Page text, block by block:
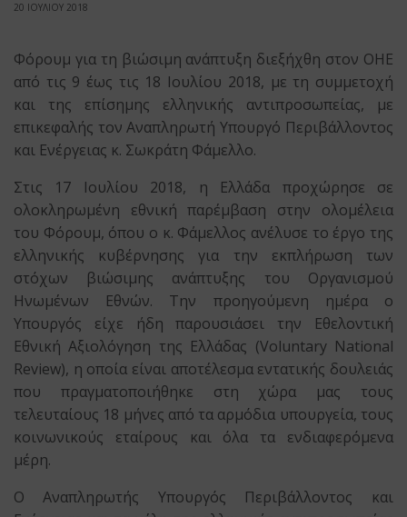
20 ΙΟΥΛΙΟΥ 2018
Φόρουμ για τη βιώσιμη ανάπτυξη διεξήχθη στον ΟΗΕ
από τις 9 έως τις 18 Ιουλίου 2018, με τη συμμετοχή
και της επίσημης ελληνικής αντιπροσωπείας, με
επικεφαλής τον Αναπληρωτή Υπουργό Περιβάλλοντος
και Ενέργειας κ. Σωκράτη Φάμελλο.
Στις 17 Ιουλίου 2018, η Ελλάδα προχώρησε σε
ολοκληρωμένη εθνική παρέμβαση στην ολομέλεια
του Φόρουμ, όπου ο κ. Φάμελλος ανέλυσε το έργο της
ελληνικής κυβέρνησης για την εκπλήρωση των
στόχων βιώσιμης ανάπτυξης του Οργανισμού
Ηνωμένων Εθνών. Την προηγούμενη ημέρα ο
Υπουργός είχε ήδη παρουσιάσει την Εθελοντική
Εθνική Αξιολόγηση της Ελλάδας (Voluntary National
Review), η οποία είναι αποτέλεσμα εντατικής δουλειάς
που πραγματοποιήθηκε στη χώρα μας τους
τελευταίους 18 μήνες από τα αρμόδια υπουργεία, τους
κοινωνικούς εταίρους και όλα τα ενδιαφερόμενα
μέρη.
Ο Αναπληρωτής Υπουργός Περιβάλλοντος και